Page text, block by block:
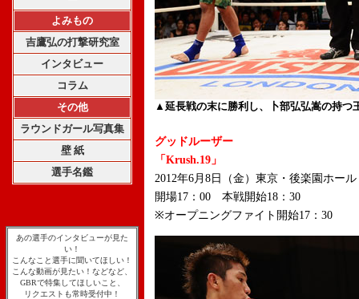
よみもの
吉鷹弘の打撃研究室
インタビュー
コラム
その他
ラウンドガール写真集
壁 紙
選手名鑑
あの選手のインタビューが見た
い！
こんなこと選手に聞いてほしい！
こんな動画が見たい！などなど、
GBRで特集してほしいこと、
リクエストも常時受付中！
▲延長戦の末に勝利し、卜部弘弘嵩の持つ
グッドルーザー
「Krush.19」
2012年6月8日（金）東京・後楽園ホール
開場17：00 本戦開始18：30
※オープニングファイト開始17：30